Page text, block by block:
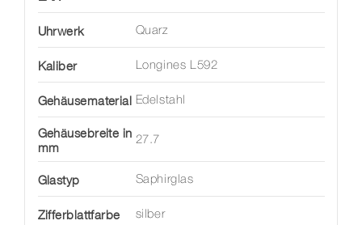
Uhrwerk Quarz
Kaliber Longines L592
Gehäusematerial Edelstahl
Gehäusebreite in
mm
27.7
Glastyp Saphirglas
Zifferblattfarbe silber